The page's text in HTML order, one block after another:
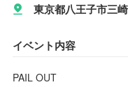
東京都八王子市三
イベント内容
PAIL OUT